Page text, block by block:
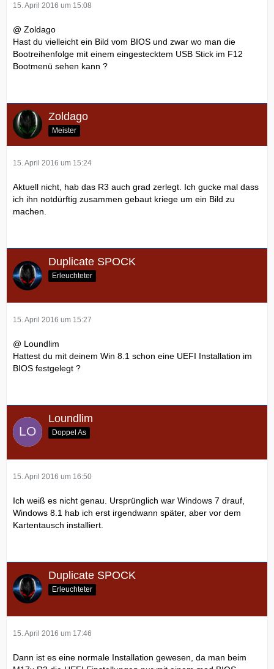
15. April 2016 um 15:08
@ Zoldago
Hast du vielleicht ein Bild vom BIOS und zwar wo man die
Bootreihenfolge mit einem eingestecktem USB Stick im F12
Bootmenü sehen kann ?
Zoldago
Meister
15. April 2016 um 15:24
Aktuell nicht, hab das R3 auch grad zerlegt. Ich gucke mal dass
ich ihn notdürftig zusammen gebaut kriege um ein Bild zu
machen.
Duplicate SPOCK
Erleuchteter
15. April 2016 um 15:27
@ Loundlim
Hattest du mit deinem Win 8.1 schon eine UEFI Installation im
BIOS festgelegt ?
Loundlim
Doppel As
15. April 2016 um 16:50
Ich weiß es nicht genau. Ursprünglich war Windows 7 drauf,
Windows 8.1 hab ich erst irgendwann später, aber vor dem
Kartentausch installiert.
Duplicate SPOCK
Erleuchteter
15. April 2016 um 17:46
Dann ist es eine normale Installation gewesen, da man beim